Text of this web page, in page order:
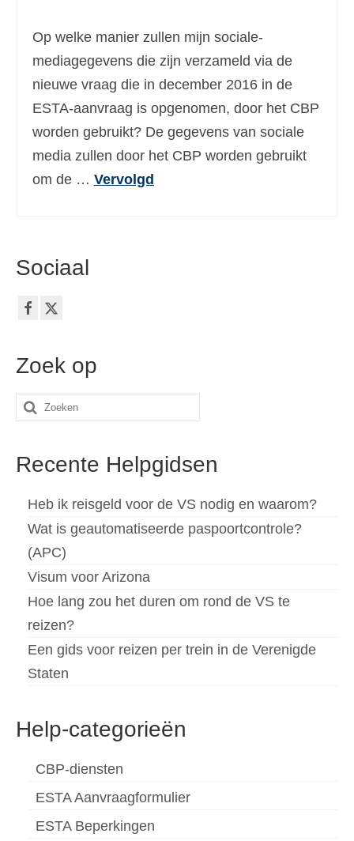
Magyar(Hongaars)
Italiano(Italiaans)
日本語 ( Japans
한국어(Koreaans
Português
Español
Op welke manier zullen mijn sociale-
mediagegevens die zijn verzameld via de
nieuwe vraag die in december 2016 in de
ESTA-aanvraag is opgenomen, door het CBP
worden gebruikt? De gegevens van sociale
media zullen door het CBP worden gebruikt
om de … Vervolgd
Sociaal
Zoek op
Zoeken
Recente Helpgidsen
Heb ik reisgeld voor de VS nodig en waarom?
Wat is geautomatiseerde paspoortcontrole?
(APC)
Visum voor Arizona
Hoe lang zou het duren om rond de VS te
reizen?
Een gids voor reizen per trein in de Verenigde
Staten
Help-categorieën
CBP-diensten
ESTA Aanvraagformulier
ESTA Beperkingen